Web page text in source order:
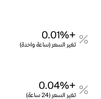
+0.01%
تغير السعر (ساعة واحدة)
+0.04%
تغير السعر (24 ساعة)